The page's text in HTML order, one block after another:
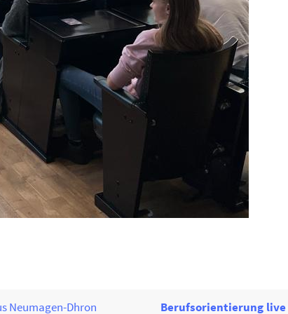
Neumagen-Dhron Berufsorientierung live